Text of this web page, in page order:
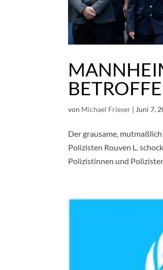
von Michael Frieser | Juni 7,
Der grausame,
Polizisten Rouven L.
Polizistinnen und